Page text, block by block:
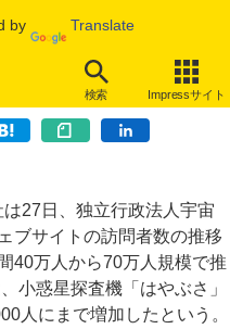
by Translate
検索 Impressサイト
問者数が倍増、6月には157万
27日、独立行政法人宇宙
ブサイトの訪問者数の推移
40万人から70万人規模で推
小惑星探査機「はやぶさ」
人にまで増加したという。